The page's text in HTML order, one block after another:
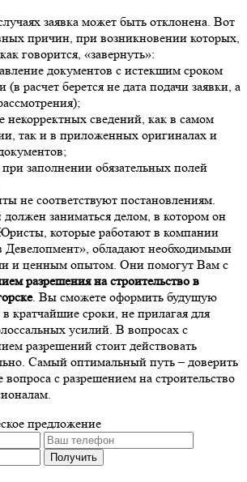
заявка может быть отклонена. Вот
причин, при возникновении которых,
говорится, «завернуть»:
документов с истекшим сроком
(в расчет берется не дата подачи заявки, а
некорректных сведений, как в самом
так и в приложенных оригиналах и
заполнении обязательных полей
не соответствуют постановлениям.
заниматься делом, в котором он
которые работают в компании
Девелопмент», обладают необходимыми
и ценным опытом. Они помогут Вам с
разрешения на строительство в
. Вы сможете оформить будущую
в кратчайшие сроки, не прилагая для
усилий. В вопросах с
разрешений стоит действовать
Самый оптимальный путь – доверить
вопроса с разрешением на строительство
предложение
Получить